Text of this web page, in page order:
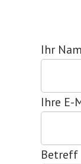
Ihr
Ihre E-
Betreff